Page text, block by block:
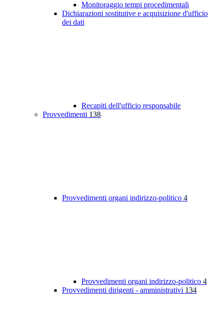
Monitoraggio tempi procedimentali
Dichiarazioni sostitutive e acquisizione d'ufficio
dei dati
Recapiti dell'ufficio responsabile
Provvedimenti 138
Provvedimenti organi indirizzo-politico 4
Provvedimenti organi indirizzo-politico 4
Provvedimenti dirigenti - amministrativi 134